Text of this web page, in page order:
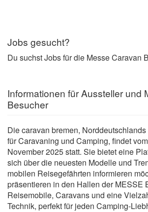
Jobs gesucht?
Du suchst Jobs für die Messe Caravan
Informationen für Aussteller und
Besucher
Die caravan bremen,
für Caravaning und Camping, findet
November 2025 statt. Sie bietet eine
sich über die neuesten Modelle und
mobilen Reisegefährten informieren
präsentieren in den Hallen der MESSE
Reisemobile, Caravans und eine
Technik, perfekt für jeden Camping-